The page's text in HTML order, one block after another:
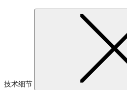
技术细节